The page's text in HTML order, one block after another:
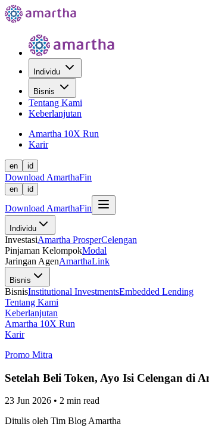
Individu
Bisnis
Tentang Kami
Keberlanjutan
Amartha 10X Run
Karir
en id
Download AmarthaFin
en id
Download AmarthaFin
Individu
InvestasiAmartha ProsperCelengan
Pinjaman KelompokModal
Jaringan AgenAmarthaLink
Bisnis
BisnisInstitutional InvestmentsEmbedded Lending
Tentang Kami
Keberlanjutan
Amartha 10X Run
Karir
Promo Mitra
Setelah Beli Token, Ayo Isi Celengan di
23 Jun 2026 • 2 min read
Ditulis oleh Tim Blog Amartha